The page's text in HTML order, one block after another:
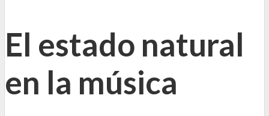
El estado natural
en la música